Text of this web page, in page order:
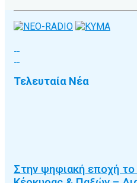
Τελευταία Νέα
Στην ψηφιακή εποχή